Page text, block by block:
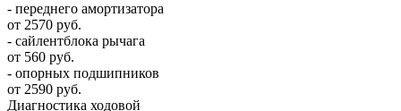
- переднего амортизатора
от 2570 руб.
- сайлентблока рычага
от 560 руб.
- опорных подшипников
от 2590 руб.
Диагностика ходовой